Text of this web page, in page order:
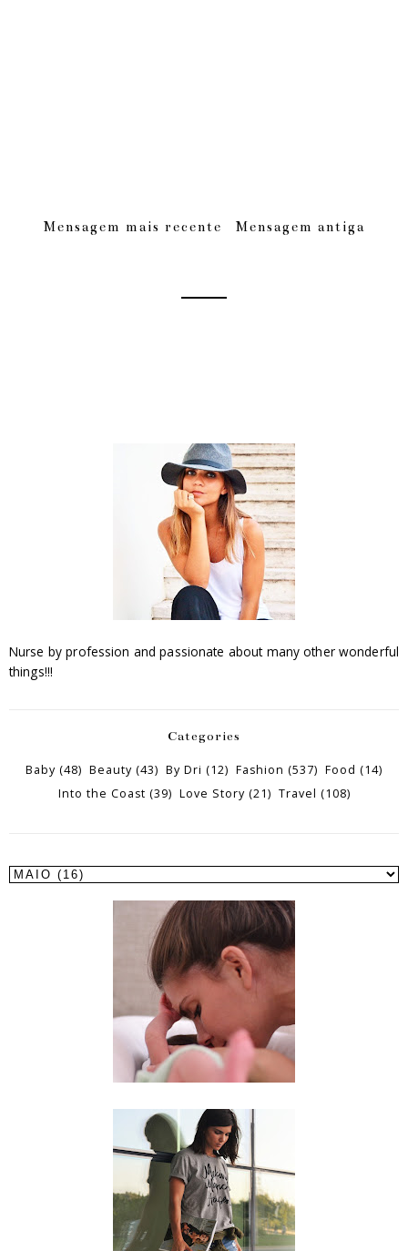
Mensagem mais recente Mensagem antiga
Nurse by profession and passionate about many other wonderful
things!!!
Categories
Baby (48) Beauty (43) By Dri (12) Fashion (537) Food (14)
Into the Coast (39) Love Story (21) Travel (108)